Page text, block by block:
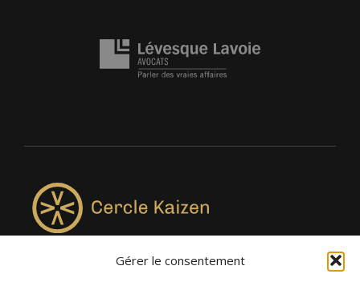
Gérer le consentement
4957, rue Lionel-Groulx, bureau 819, Saint-Augustin-de-